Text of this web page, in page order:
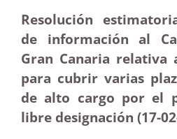
Resolución
de información al
Gran Canaria relativa
para cubrir varias
de alto cargo por el
libre designación (17-02